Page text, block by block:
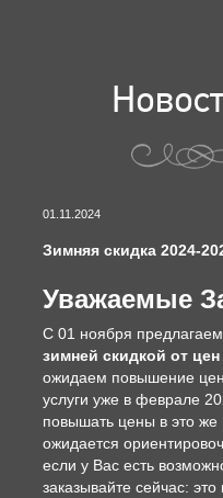
01.11.2024
Зимняя скидка 2024-
Уважаемые
С 01 ноября
зимней скидкой от цен
ожидаем повышение
услуги уже в феврале
повышать цены в это же
ожидается
если у Вас есть
заказывайте сейчас: это